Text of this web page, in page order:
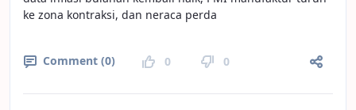
ke zona kontraksi, dan neraca perda
Comment (0) 0 0